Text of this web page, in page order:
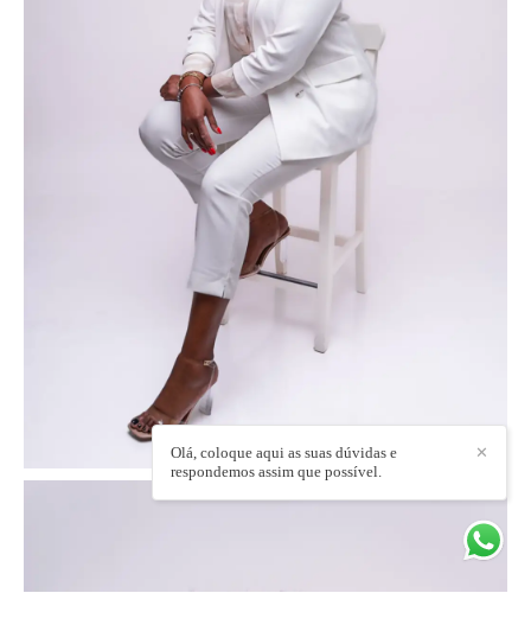
✕
Olá, coloque aqui as suas dúvidas e
respondemos assim que possível.